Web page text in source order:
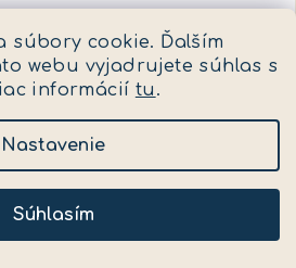
súbory cookie. Ďalším
webu vyjadrujete súhlas s
informácií tu .
Nastavenie
Súhlasím